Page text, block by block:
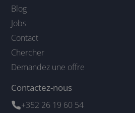
Blog
Jobs
Contact
Chercher
Demandez une offre
Contactez-nous
+352 26 19 60 54